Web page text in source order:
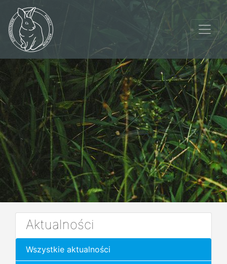
Aktualności
Wszystkie aktualności